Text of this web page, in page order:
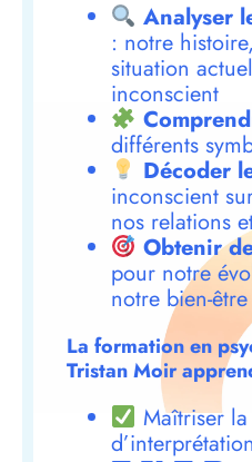
Analyser
: notre
situation
inconscient
différents
Décoder
inconscient
nos relations
Obtenir
pour notre
notre bien-être
La formation en
Tristan Moir
Maîtriser